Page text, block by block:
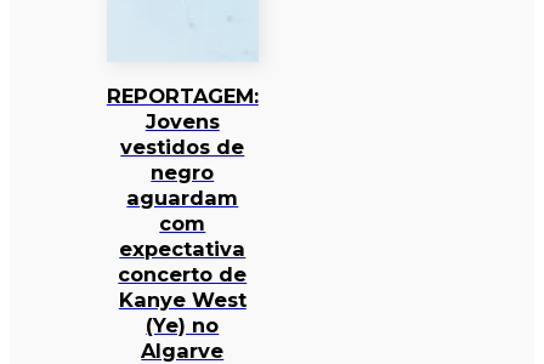
REPORTAGEM:
Jovens
vestidos de
negro
aguardam
com
expectativa
concerto de
Kanye West
(Ye) no
Algarve